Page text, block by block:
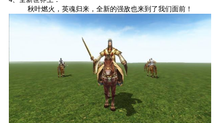
秋叶燃火，英魂归来，全新的强敌也来到了我们面前！